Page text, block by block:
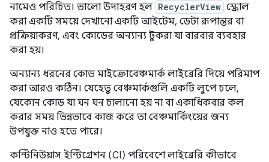
নামেও পরিচিত। ভালো উদাহরণ হল RecyclerView স্ক্রোল
করা একটি সময়ে দেখানো একটি আইটেম, ডেটা রূপান্তর বা
প্রক্রিয়াকরণ, এবং কোডের অন্যান্য টুকরা যা বারবার ব্যবহার
করা হয়।
অন্যান্য ধরনের কোড মাইক্রোবেঞ্চমার্ক লাইব্রেরি দিয়ে পরিমাপ
করা আরও কঠিন। যেহেতু বেঞ্চমার্কগুলি একটি লুপে চলে,
যেকোন কোড যা ঘন ঘন চালানো হয় না বা একাধিকবার কল
করার সময় ভিন্নভাবে কাজ করে তা বেঞ্চমার্কিংয়ের জন্য
উপযুক্ত নাও হতে পারে।
কন্টিনিউয়াস ইন্টিগ্রেশন (CI) পরিবেশে লাইব্রেরি কীভাবে